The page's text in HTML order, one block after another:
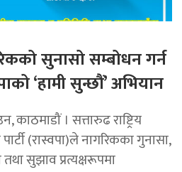
सुनासो सम्बोधन गर्न
‘हामी सुन्छौं’ अभियान
काठमाडौं । सत्तारुढ राष्ट्रिय
पार्टी (रास्वपा)ले नागरिकका गुनासा,
सुझाव प्रत्यक्षरूपमा